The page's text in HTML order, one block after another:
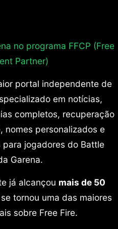
no programa FFCP (Free
Partner)
portal independente de
em notícias,
completos, recuperação
nomes personalizados e
jogadores do Battle
Garena.
já alcançou mais de 50
tornou uma das maiores
sobre Free Fire.